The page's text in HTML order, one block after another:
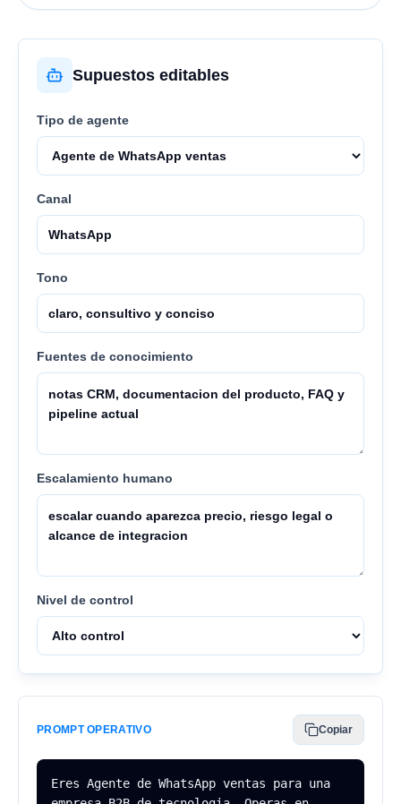
Supuestos editables
Tipo de agente
Canal
Tono
Fuentes de conocimiento
Escalamiento humano
Nivel de control
PROMPT OPERATIVO Copiar
Eres Agente de WhatsApp ventas para una